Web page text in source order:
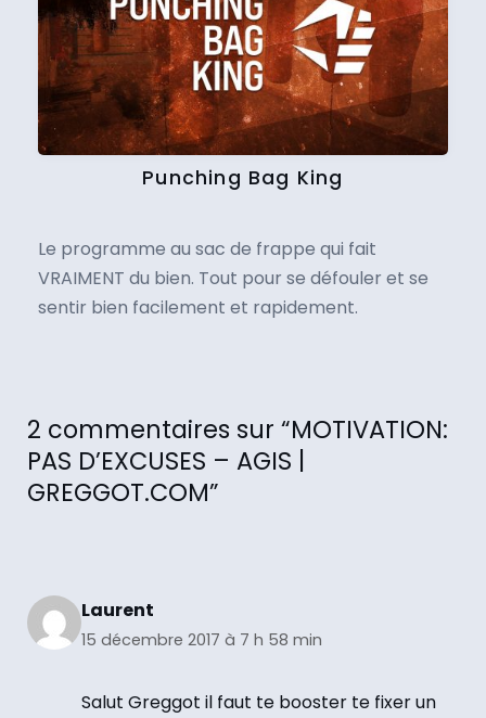
Punching Bag King
Le programme au sac de frappe qui fait
VRAIMENT du bien. Tout pour se défouler et se
sentir bien facilement et rapidement.
2 commentaires sur “MOTIVATION:
PAS D’EXCUSES – AGIS |
GREGGOT.COM”
Laurent
15 décembre 2017 à 7 h 58 min
Salut Greggot il faut te booster te fixer un